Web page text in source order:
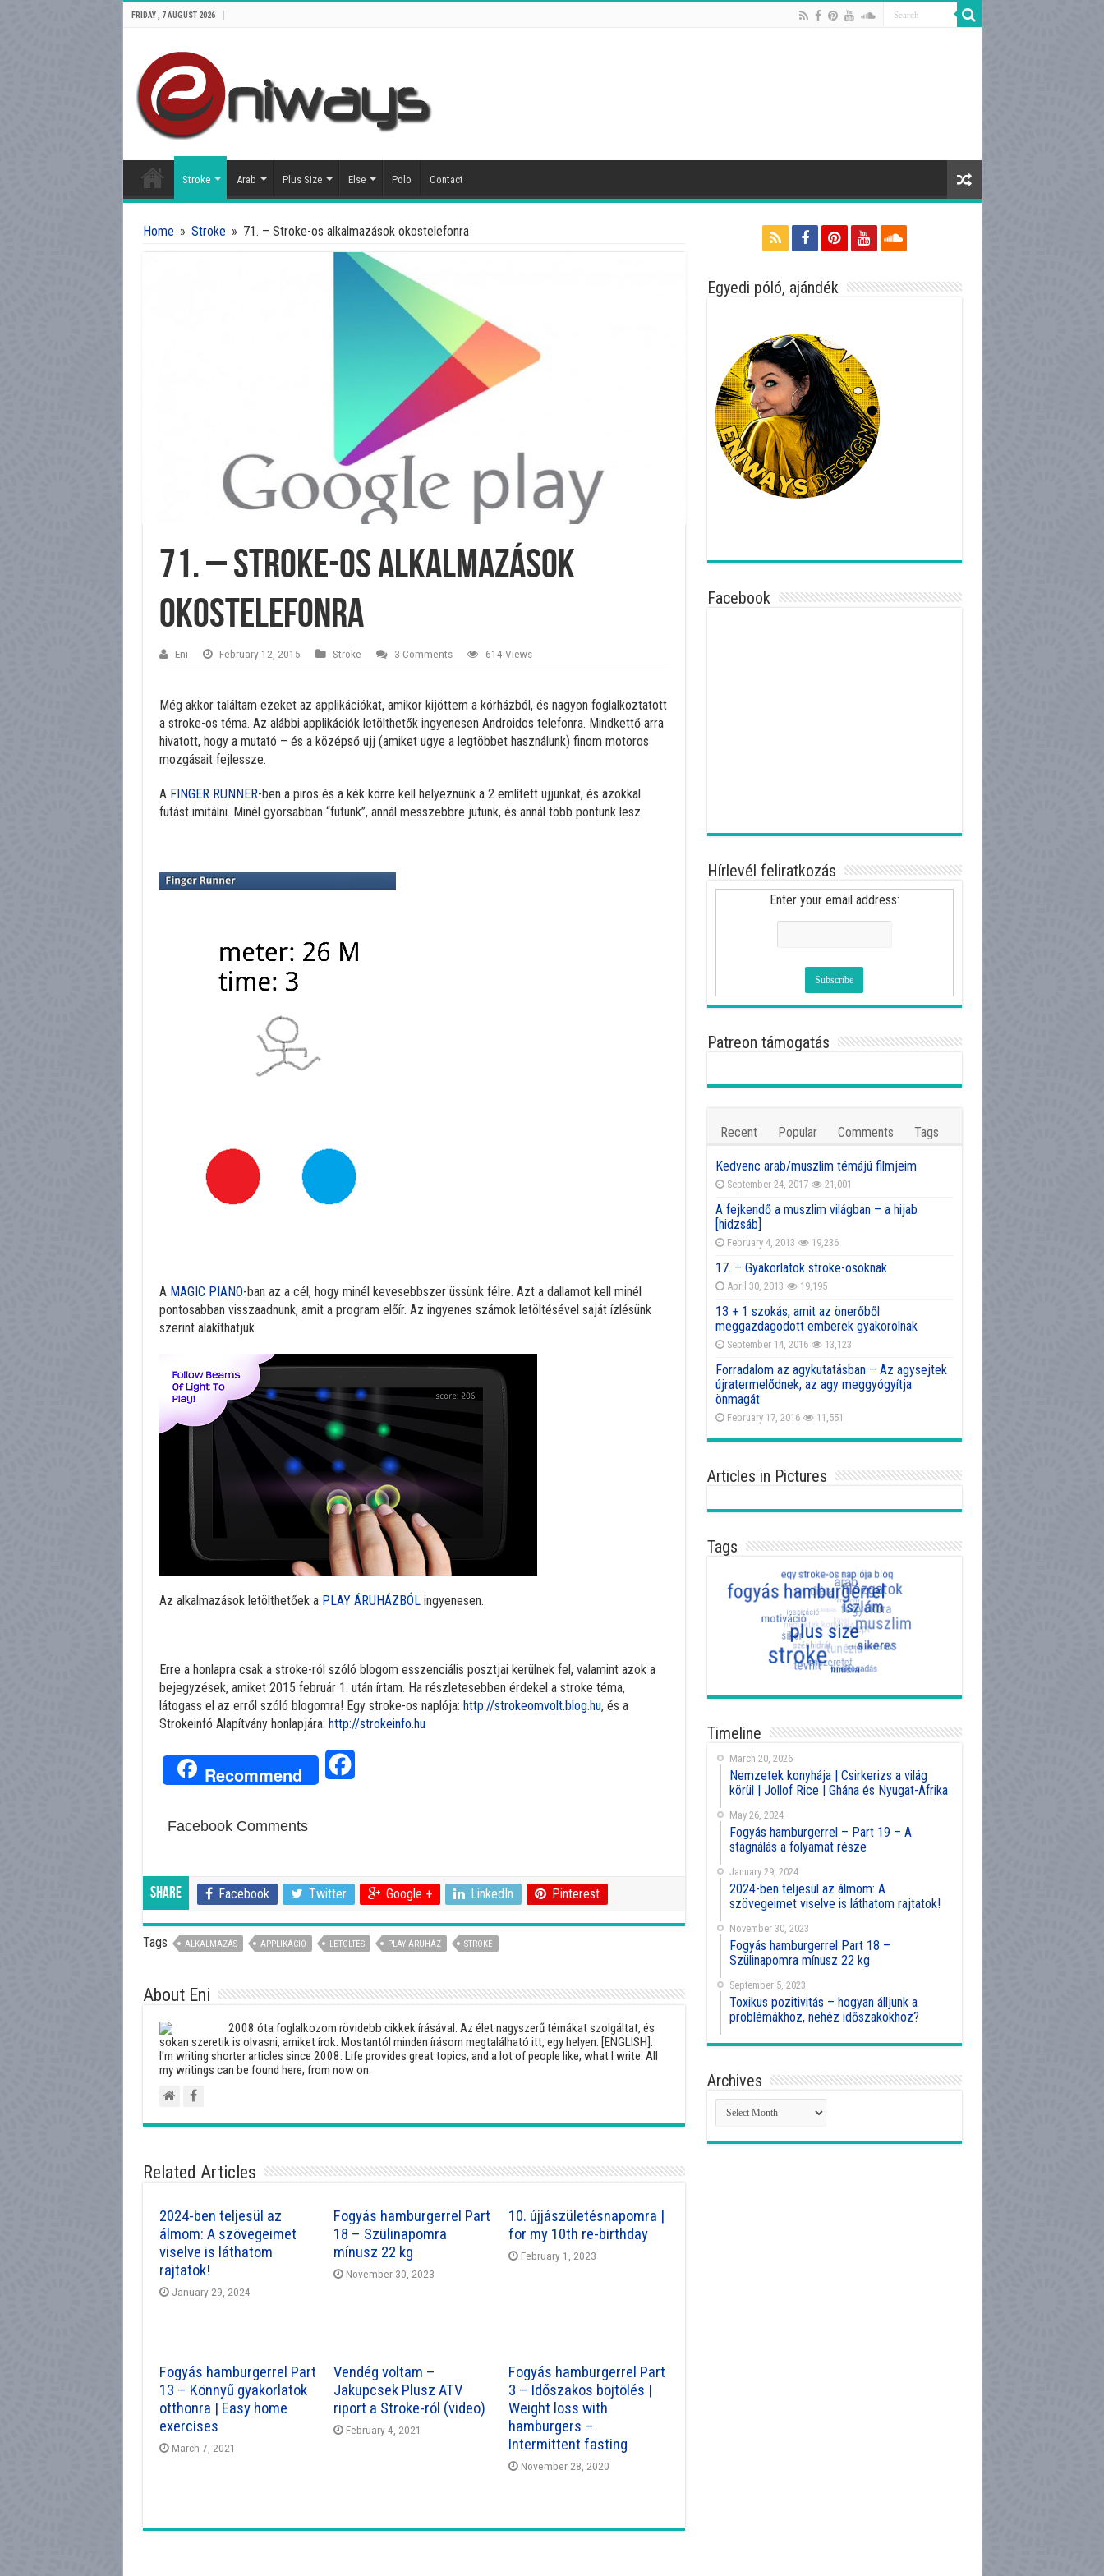
FRIDAY , 7 AUGUST 2026
Stroke Arab Plus Size Else Polo Contact
Home » Stroke » 71. – Stroke-os alkalmazások okostelefonra
71. – Stroke-os alkalmazások
okostelefonra
Eni February 12, 2015 Stroke 3 Comments 614 Views
Még akkor találtam ezeket az applikációkat, amikor kijöttem a kórházból, és nagyon foglalkoztatott
a stroke-os téma. Az alábbi applikációk letölthetők ingyenesen Androidos telefonra. Mindkettő arra
hivatott, hogy a mutató – és a középső ujj (amiket ugye a legtöbbet használunk) finom motoros
mozgásait fejlessze.
A FINGER RUNNER-ben a piros és a kék körre kell helyeznünk a 2 említett ujjunkat, és azokkal
futást imitálni. Minél gyorsabban “futunk”, annál messzebbre jutunk, és annál több pontunk lesz.
AMAGIC PIANO-ban az a cél, hogy minél kevesebbszer üssünk félre. Azt a dallamot kell minél
pontosabban visszaadnunk, amit a program előír. Az ingyenes számok letöltésével saját ízlésünk
szerint alakíthatjuk.
Az alkalmazások letölthetőek a PLAY ÁRUHÁZBÓLingyenesen.
Erre a honlapra csak a stroke-ról szóló blogom esszenciális posztjai kerülnek fel, valamint azok a
bejegyzések, amiket 2015 február 1. után írtam. Ha részletesebben érdekel a stroke téma,
látogass el az erről szóló blogomra! Egy stroke-os naplója: http://strokeomvolt.blog.hu, és a
Strokeinfó Alapítvány honlapjára: http://strokeinfo.hu
Recommend
Facebook Comments
Share Facebook Twitter Google + LinkedIn Pinterest
Tags ALKALMAZÁS APPLIKÁCIÓ LETÖLTÉS PLAY ÁRUHÁZ STROKE
About Eni
2008 óta foglalkozom rövidebb cikkek írásával. Az élet nagyszerű témákat szolgáltat, és
sokan szeretik is olvasni, amiket írok. Mostantól minden írásom megtalálható itt, egy helyen. [ENGLISH]:
I'm writing shorter articles since 2008. Life provides great topics, and a lot of people like, what I write. All
my writings can be found here, from now on.
Related Articles
2024-ben teljesül az
álmom: A szövegeimet
viselve is láthatom
rajtatok!
January 29, 2024
Fogyás hamburgerrel Part
18 – Szülinapomra
mínusz 22 kg
November 30, 2023
10. újjászületésnapomra |
for my 10th re-birthday
February 1, 2023
Fogyás hamburgerrel Part
13 – Könnyű gyakorlatok
otthonra | Easy home
exercises
March 7, 2021
Vendég voltam –
Jakupcsek Plusz ATV
riport a Stroke-ról (video)
February 4, 2021
Fogyás hamburgerrel Part
3 – Időszakos böjtölés |
Weight loss with
hamburgers –
Intermittent fasting
November 28, 2020
Egyedi póló, ajándék
Facebook
Hírlevél feliratkozás
Enter your email address:
Patreon támogatás
Recent Popular Comments Tags
Kedvenc arab/muszlim témájú filmjeim
September 24, 2017 21,001
A fejkendő a muszlim világban – a hijab
[hidzsáb]
February 4, 2013 19,236
17. – Gyakorlatok stroke-osoknak
April 30, 2013 19,195
13 + 1 szokás, amit az önerőből
meggazdagodott emberek gyakorolnak
September 14, 2016 13,123
Forradalom az agykutatásban – Az agysejtek
újratermelődnek, az agy meggyógyítja
önmagát
February 17, 2016 11,551
Articles in Pictures
Tags
Timeline
March 20, 2026
Nemzetek konyhája | Csirkerizs a világ
körül | Jollof Rice | Ghána és Nyugat-Afrika
May 26, 2024
Fogyás hamburgerrel – Part 19 – A
stagnálás a folyamat része
January 29, 2024
2024-ben teljesül az álmom: A
szövegeimet viselve is láthatom rajtatok!
November 30, 2023
Fogyás hamburgerrel Part 18 –
Szülinapomra mínusz 22 kg
September 5, 2023
Toxikus pozitivitás – hogyan álljunk a
problémákhoz, nehéz időszakokhoz?
Archives
Archives